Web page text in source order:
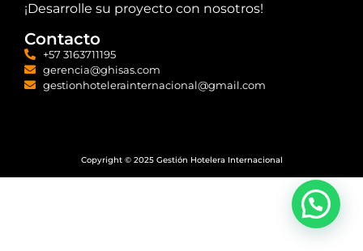
¡Desarrolle su proyecto con nosotros!
Contacto
+57 3163711195
gerencia@ghisas.com
gestionhotelerainternacional@gmail.com
Copyright © 2025 Gestión Hotelera Internacional